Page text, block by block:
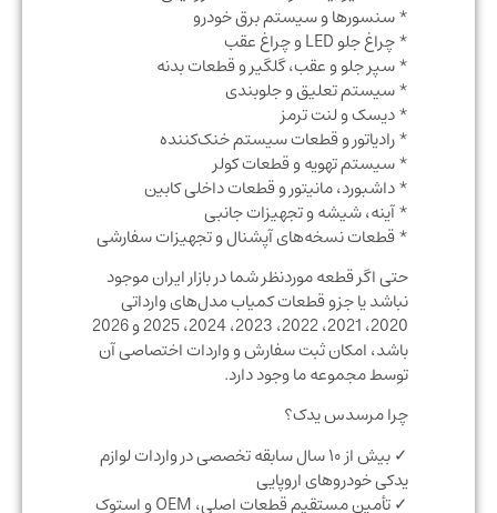
* سنسورها و سیستم برق خودرو
* چراغ جلو LED و چراغ عقب
* سپر جلو و عقب، گلگیر و قطعات بدنه
* سیستم تعلیق و جلوبندی
* دیسک و لنت ترمز
* رادیاتور و قطعات سیستم خنک‌کننده
* سیستم تهویه و قطعات کولر
* داشبورد، مانیتور و قطعات داخلی کابین
* آینه، شیشه و تجهیزات جانبی
* قطعات نسخه‌های آپشنال و تجهیزات سفارشی
حتی اگر قطعه موردنظر شما در بازار ایران موجود
نباشد یا جزو قطعات کمیاب مدل‌های وارداتی
2020، 2021، 2022، 2023، 2024، 2025 و 2026
باشد، امکان ثبت سفارش و واردات اختصاصی آن
توسط مجموعه ما وجود دارد.
چرا مرسدس یدک؟
✓ بیش از ۱۰ سال سابقه تخصصی در واردات لوازم
یدکی خودروهای اروپایی
✓ تأمین مستقیم قطعات اصلی، OEM و استوک